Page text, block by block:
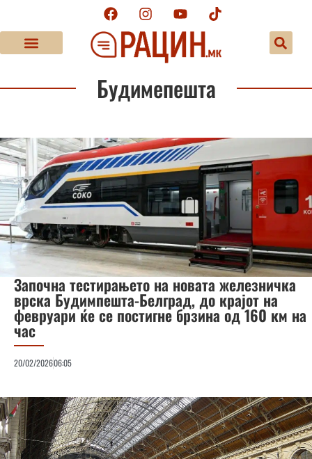
Будимепешта
Започна тестирањето на новата железничка
врска Будимпешта-Белград, до крајот на
февруари ќе се постигне брзина од 160 км на
час
20/02/202606:05